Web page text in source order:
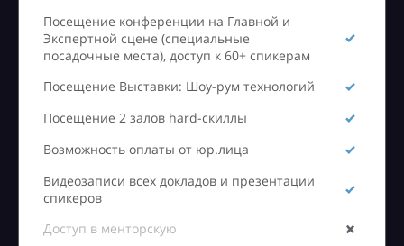
Посещение конференции на Главной и
Экспертной сцене (специальные
посадочные места), доступ к 60+ спикерам
Посещение Выставки: Шоу-рум технологий
Посещение 2 залов hard-скиллы
Возможность оплаты от юр.лица
Видеозаписи всех докладов и презентации
спикеров
Доступ в менторскую